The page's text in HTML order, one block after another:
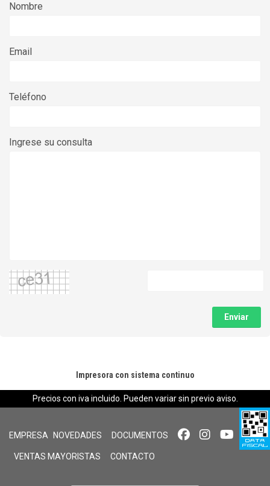
Nombre
Email
Teléfono
Ingrese su consulta
Enviar
Impresora con sistema continuo
Precios con iva incluido. Pueden variar sin previo aviso.
EMPRESA NOVEDADES DOCUMENTOS
VENTAS MAYORISTAS CONTACTO